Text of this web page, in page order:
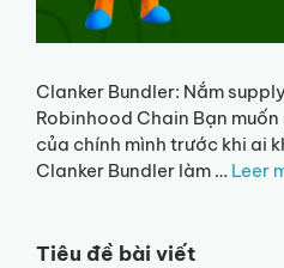
Clanker Bundler: Nắm
Robinhood Chain Bạn
của chính mình trước khi ai
Clanker Bundler làm … Leer
Tiêu đề bài viết